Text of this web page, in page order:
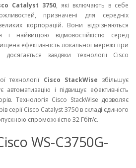
Catalyst 3750, які включають в себе
призначені для середніх
корпорацій. Вони відрізняються
і найвищою відмовостійкістю серед
ефективність локальної мережі при
досягається завдяки технології Cisco
технології Cisco StackWise збільшує
автоматизацію і підвищує ефективність
Технологія Cisco StackWise дозволяє
серії Cisco Catalyst 3750 в складі єдиного
спроможністю 32 Гбіт/с.
WS-C3750G-